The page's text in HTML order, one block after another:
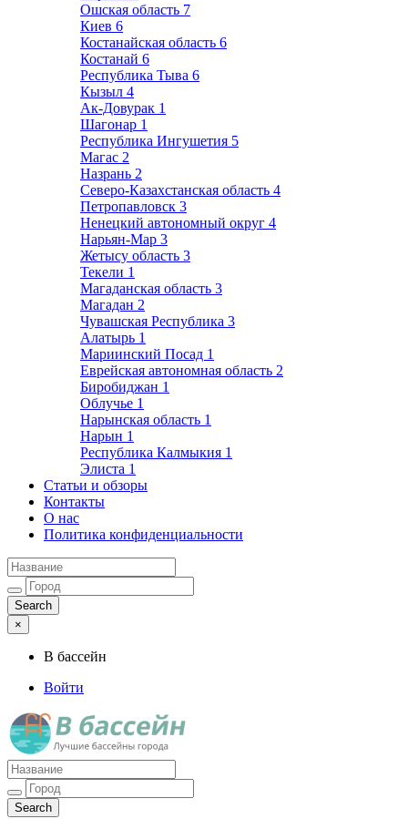
Ошская область 7
Киев 6
Костанайская область 6
Костанай 6
Республика Тыва 6
Кызыл 4
Ак-Довурак 1
Шагонар 1
Республика Ингушетия 5
Магас 2
Назрань 2
Северо-Казахстанская область 4
Петропавловск 3
Ненецкий автономный округ 4
Нарьян-Мар 3
Жетысу область 3
Текели 1
Магаданская область 3
Магадан 2
Чувашская Республика 3
Алатырь 1
Мариинский Посад 1
Еврейская автономная область 2
Биробиджан 1
Облучье 1
Нарынская область 1
Нарын 1
Республика Калмыкия 1
Элиста 1
Статьи и обзоры
Контакты
О нас
Политика конфиденциальности
×
В бассейн
Войти
Лучшие бассейны города